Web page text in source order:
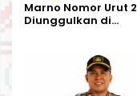
Marno Nomor Urut 2
Diunggulkan di
Harapan Warga